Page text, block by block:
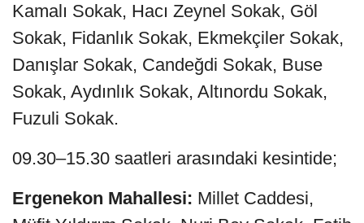
Kamalı Sokak, Hacı Zeynel Sokak, Göl
Sokak, Fidanlık Sokak, Ekmekçiler Sokak,
Danışlar Sokak, Candeğdi Sokak, Buse
Sokak, Aydınlık Sokak, Altınordu Sokak,
Fuzuli Sokak.
09.30–15.30 saatleri arasındaki kesintide;
Ergenekon Mahallesi: Millet Caddesi,